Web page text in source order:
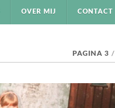
OVER MIJ CONTACT
PAGINA 3 /